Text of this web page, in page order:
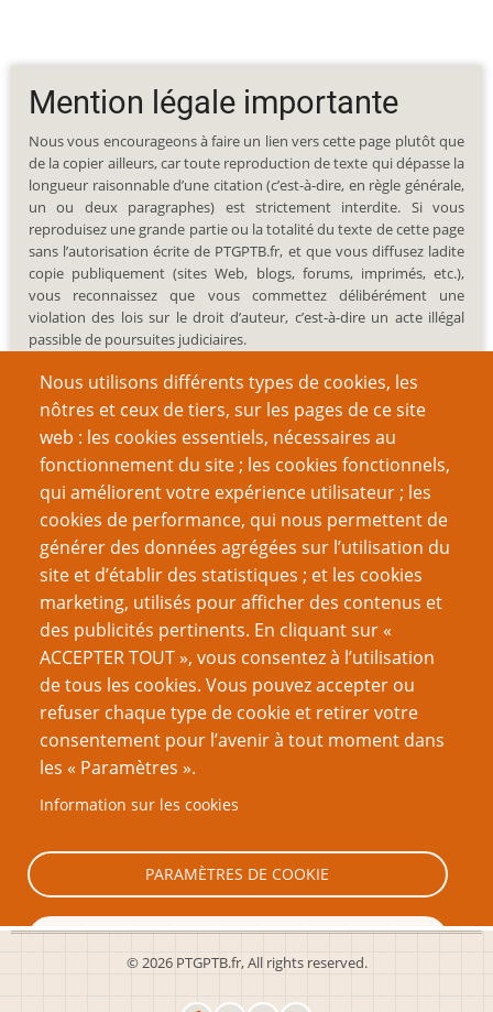
Nous utilisons différents types de cookies, les
nôtres et ceux de tiers, sur les pages de ce site
web : les cookies essentiels, nécessaires au
fonctionnement du site ; les cookies fonctionnels,
qui améliorent votre expérience utilisateur ; les
cookies de performance, qui nous permettent de
générer des données agrégées sur l’utilisation du
site et d’établir des statistiques ; et les cookies
marketing, utilisés pour afficher des contenus et
des publicités pertinents. En cliquant sur «
ACCEPTER TOUT », vous consentez à l’utilisation
de tous les cookies. Vous pouvez accepter ou
refuser chaque type de cookie et retirer votre
consentement pour l’avenir à tout moment dans
les « Paramètres ».
Information sur les cookies
PARAMÈTRES DE COOKIE
TOUT REFUSER
TOUT ACCEPTER
Mention légale importante
Nous vous encourageons à faire un lien vers cette page plutôt que
de la copier ailleurs, car toute reproduction de texte qui dépasse la
longueur raisonnable d’une citation (c’est-à-dire, en règle générale,
un ou deux paragraphes) est strictement interdite. Si vous
reproduisez une grande partie ou la totalité du texte de cette page
sans l’autorisation écrite de PTGPTB.fr, et que vous diffusez ladite
copie publiquement (sites Web, blogs, forums, imprimés, etc.),
vous reconnaissez que vous commettez délibérément une
violation des lois sur le droit d’auteur, c’est-à-dire un acte illégal
passible de poursuites judiciaires.
Recherche
Nom d'utilisateur
Mot de passe
Réinitialiser votre mot de passe
© 2026 PTGPTB.fr, All rights reserved.